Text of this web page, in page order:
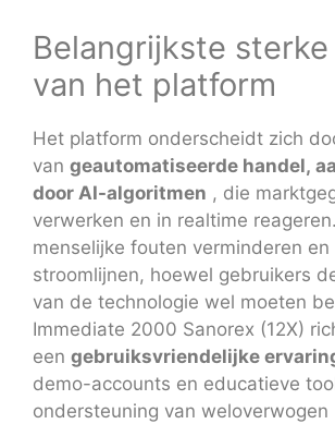
Belangrijkste
van het platform
Het platform onderscheidt zich
van geautomatiseerde handel,
door AI-algoritmen , die
verwerken en in realtime
menselijke fouten verminderen
stroomlijnen, hoewel gebruikers
van de technologie wel moeten
Immediate 2000 Sanorex (12X)
een gebruiksvriendelijke
demo-accounts en educatieve
ondersteuning van weloverwogen